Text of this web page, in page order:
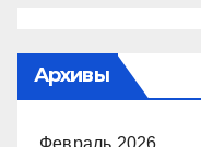
Архивы